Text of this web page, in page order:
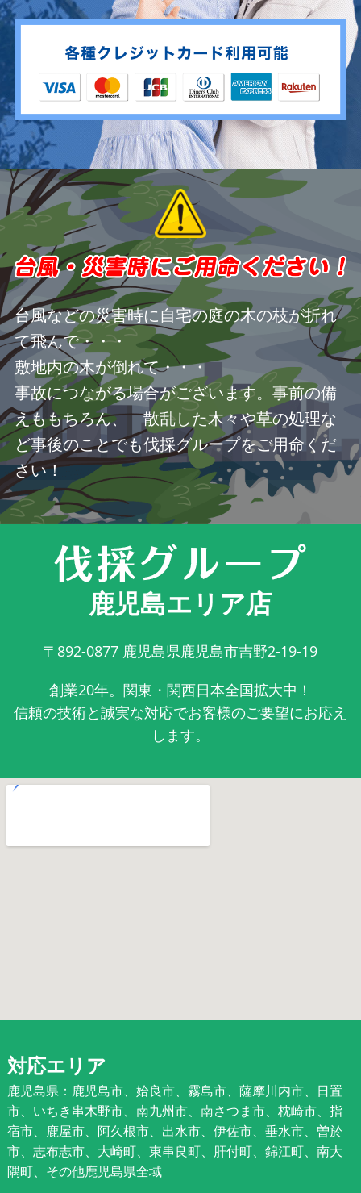
台風などの災害時に自宅の庭の木の枝が折れ
て飛んで・・・
敷地内の木が倒れて・・・
事故につながる場合がございます。事前の備
えももちろん、 散乱した木々や草の処理な
ど事後のことでも伐採グループをご用命くだ
さい！
鹿児島エリア店
〒892-0877 鹿児島県鹿児島市吉野2-19-19
創業20年。関東・関西日本全国拡大中！
信頼の技術と誠実な対応でお客様のご要望にお応え
します。
対応エリア
鹿児島県：鹿児島市、姶良市、霧島市、薩摩川内市、日置
市、いちき串木野市、南九州市、南さつま市、枕崎市、指
宿市、鹿屋市、阿久根市、出水市、伊佐市、垂水市、曽於
市、志布志市、大崎町、東串良町、肝付町、錦江町、南大
隅町、その他鹿児島県全域